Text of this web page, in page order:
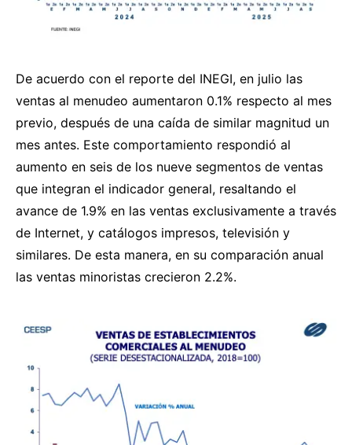
De acuerdo con el reporte del INEGI, en julio las
ventas al menudeo aumentaron 0.1% respecto al mes
previo, después de una caída de similar magnitud un
mes antes. Este comportamiento respondió al
aumento en seis de los nueve segmentos de ventas
que integran el indicador general, resaltando el
avance de 1.9% en las ventas exclusivamente a través
de Internet, y catálogos impresos, televisión y
similares. De esta manera, en su comparación anual
las ventas minoristas crecieron 2.2%.